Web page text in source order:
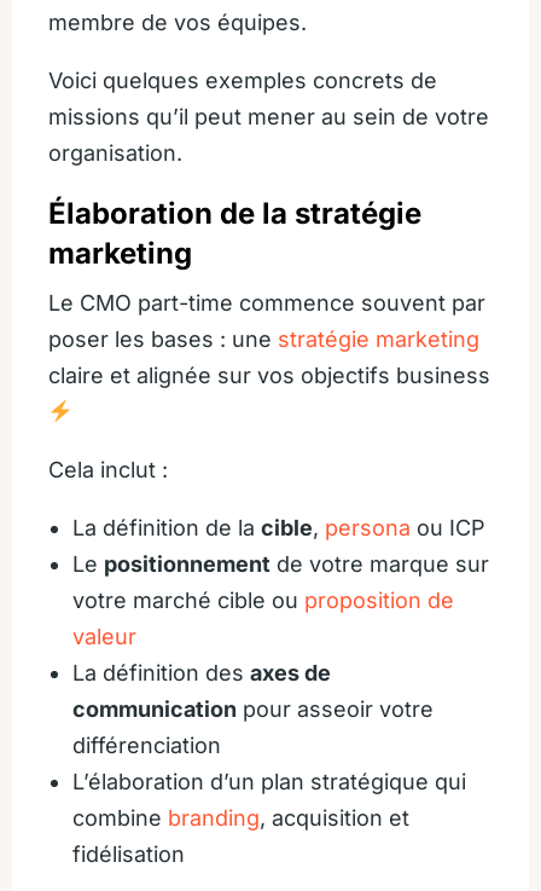
membre de vos équipes.
Voici quelques exemples concrets de
missions qu’il peut mener au sein de votre
organisation.
Élaboration de la stratégie
marketing
Le CMO part-time commence souvent par
poser les bases : une stratégie marketing
claire et alignée sur vos objectifs business
Cela inclut :
La définition de la cible, persona ou ICP
Le positionnement de votre marque sur
votre marché cible ou proposition de
valeur
La définition des axes de
communication pour asseoir votre
différenciation
L’élaboration d’un plan stratégique qui
combine branding, acquisition et
fidélisation